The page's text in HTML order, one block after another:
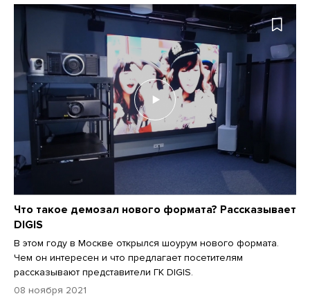
Что такое демозал нового формата? Рассказывает
DIGIS
В этом году в Москве открылся шоурум нового формата.
Чем он интересен и что предлагает посетителям
рассказывают представители ГК DIGIS.
08 ноября 2021